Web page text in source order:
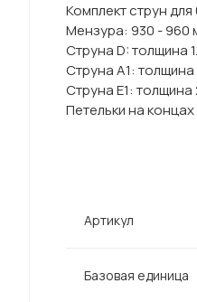
Комплект струн
Мензура: 930 - 960
Струна D: толщина
Струна A1:
Струна E1:
Петельки на концах
Артикул
Базовая единица